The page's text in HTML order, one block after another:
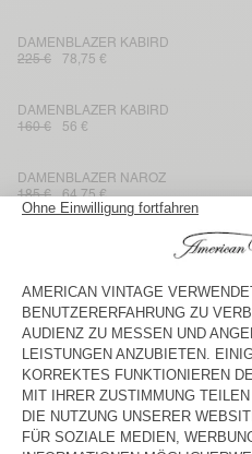
DAMENBLAZER KABIRD
225 €
78,75 €
DAMENBLAZER KABIRD
160 €
56 €
DAMENBLAZER NAROZ
185 €
64,75 €
DAMENJACKE RYGYBAY
250 €
87,50 €
DAMENBLAZER KABIRD
225 €
78,75 €
DAMENBLAZER BYDROCK